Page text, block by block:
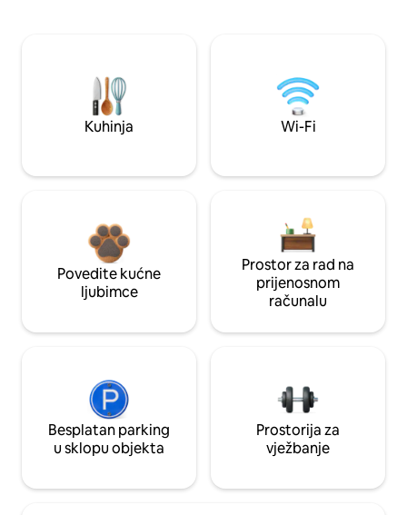
Kuhinja Wi-Fi
Povedite kućne
ljubimce
Prostor za rad na
prijenosnom
računalu
Besplatan parking
u sklopu objekta
Prostorija za
vježbanje